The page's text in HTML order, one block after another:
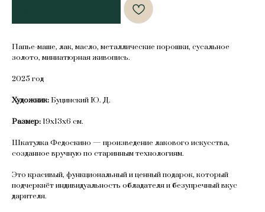
Папье-маше, лак, масло, металлические порошки, сусальное
золото, миниатюрная живопись.
2025 год
Художник:Буцинский Ю. Д.
Размер: 19х13х6 см.
Шкатулка Федоскино — произведение лакового искусства,
созданное вручную по старинным технологиям.
Это красивый, функциональный и ценный подарок, который
подчеркнёт индивидуальность обладателя и безупречный вкус
дарителя.